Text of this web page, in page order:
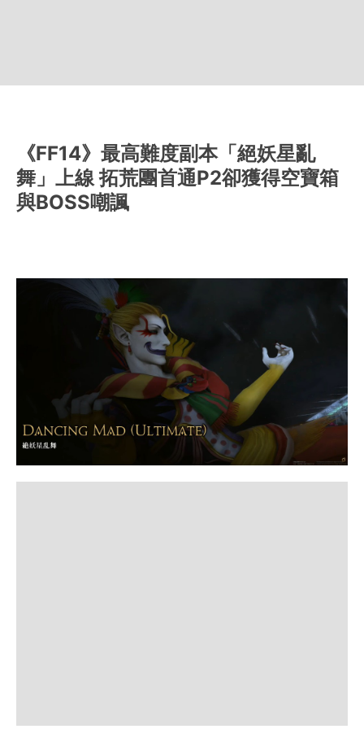
《FF14》最高難度副本「絕妖星亂
舞」上線 拓荒團首通P2卻獲得空寶箱
與BOSS嘲諷